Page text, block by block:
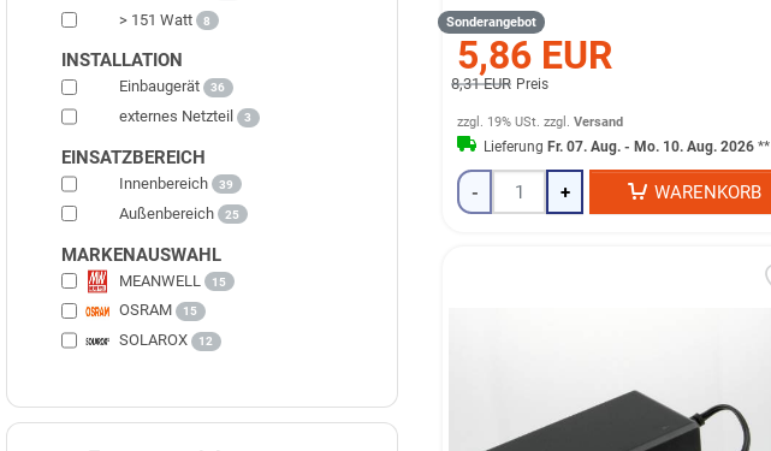
Sonderangebot
5,86 EUR
8,31 EUR Preis
zzgl. 19% USt. zzgl.Versand
LieferungFr. 07. Aug. - Mo. 10. Aug. 2026 **
- + WARENKORB
> 151 Watt 8
INSTALLATION
Einbaugerät 36
externes Netzteil 3
EINSATZBEREICH
Innenbereich 39
Außenbereich 25
MARKENAUSWAHL
MEANWELL 15
OSRAM 15
SOLAROX 12